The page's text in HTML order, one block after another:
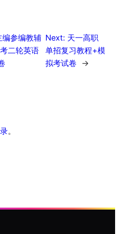
编参编教辅
二轮英语
Next: 天一高职
单招复习教程+模
拟考试卷
→
。